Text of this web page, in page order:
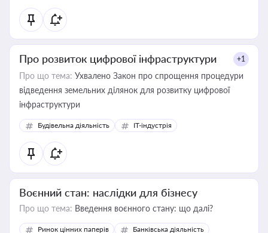
Про розвиток цифрової інфраструктури +1
Про що тема: Ухвалено Закон про спрощення процедури
відведення земельних ділянок для розвитку цифрової
інфраструктури
Будівельна діяльність IT-індустрія
Воєнний стан: наслідки для бізнесу
Про що тема: Введення воєнного стану: що далі?
Ринок цінних паперів
Банківська діяльність